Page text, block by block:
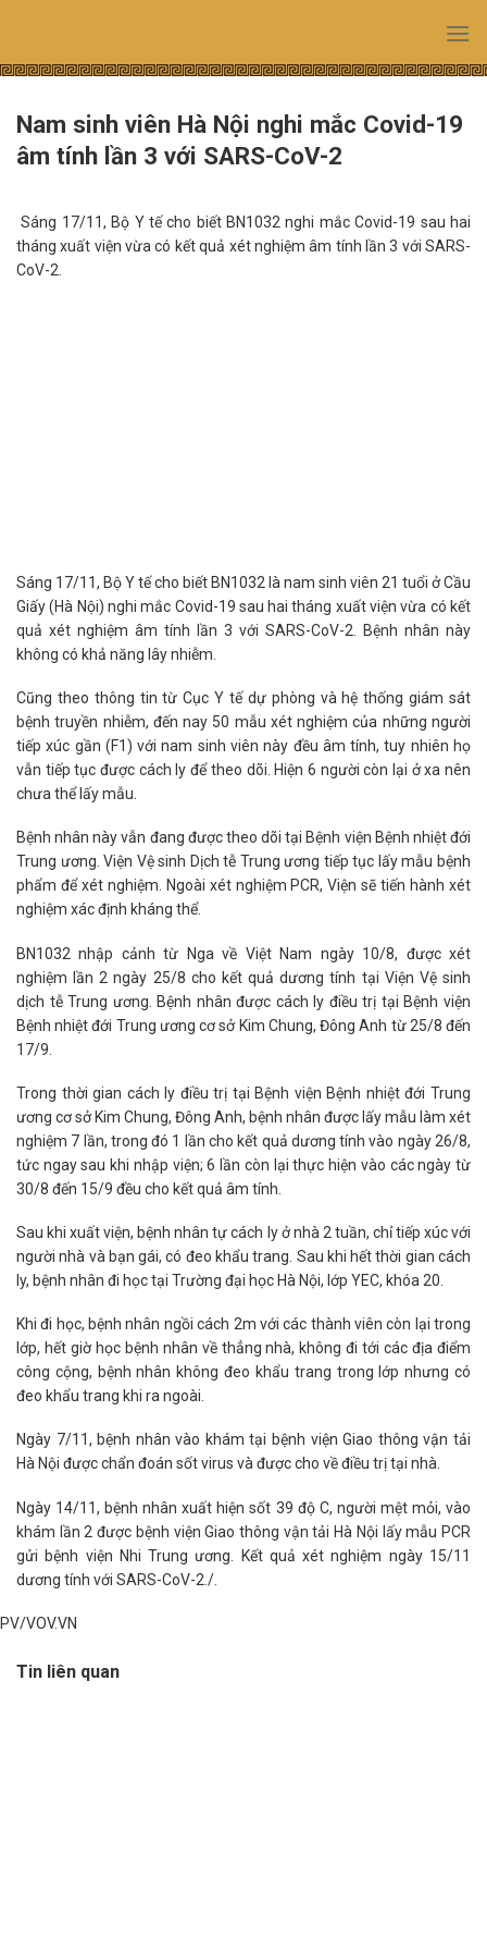
content
Nam sinh viên Hà Nội nghi mắc Covid-19
âm tính lần 3 với SARS-CoV-2
Sáng 17/11, Bộ Y tế cho biết BN1032 nghi mắc Covid-19 sau hai
tháng xuất viện vừa có kết quả xét nghiệm âm tính lần 3 với SARS-
CoV-2.
Sáng 17/11, Bộ Y tế cho biết BN1032 là nam sinh viên 21 tuổi ở Cầu
Giấy (Hà Nội) nghi mắc Covid-19 sau hai tháng xuất viện vừa có kết
quả xét nghiệm âm tính lần 3 với SARS-CoV-2. Bệnh nhân này
không có khả năng lây nhiễm.
Cũng theo thông tin từ Cục Y tế dự phòng và hệ thống giám sát
bệnh truyền nhiễm, đến nay 50 mẫu xét nghiệm của những người
tiếp xúc gần (F1) với nam sinh viên này đều âm tính, tuy nhiên họ
vẫn tiếp tục được cách ly để theo dõi. Hiện 6 người còn lại ở xa nên
chưa thể lấy mẫu.
Bệnh nhân này vẫn đang được theo dõi tại Bệnh viện Bệnh nhiệt đới
Trung ương. Viện Vệ sinh Dịch tễ Trung ương tiếp tục lấy mẫu bệnh
phẩm để xét nghiệm. Ngoài xét nghiệm PCR, Viện sẽ tiến hành xét
nghiệm xác định kháng thể.
BN1032 nhập cảnh từ Nga về Việt Nam ngày 10/8, được xét
nghiệm lần 2 ngày 25/8 cho kết quả dương tính tại Viện Vệ sinh
dịch tễ Trung ương. Bệnh nhân được cách ly điều trị tại Bệnh viện
Bệnh nhiệt đới Trung ương cơ sở Kim Chung, Đông Anh từ 25/8 đến
17/9.
Trong thời gian cách ly điều trị tại Bệnh viện Bệnh nhiệt đới Trung
ương cơ sở Kim Chung, Đông Anh, bệnh nhân được lấy mẫu làm xét
nghiệm 7 lần, trong đó 1 lần cho kết quả dương tính vào ngày 26/8,
tức ngay sau khi nhập viện; 6 lần còn lại thực hiện vào các ngày từ
30/8 đến 15/9 đều cho kết quả âm tính.
Sau khi xuất viện, bệnh nhân tự cách ly ở nhà 2 tuần, chỉ tiếp xúc với
người nhà và bạn gái, có đeo khẩu trang. Sau khi hết thời gian cách
ly, bệnh nhân đi học tại Trường đại học Hà Nội, lớp YEC, khóa 20.
Khi đi học, bệnh nhân ngồi cách 2m với các thành viên còn lại trong
lớp, hết giờ học bệnh nhân về thẳng nhà, không đi tới các địa điểm
công cộng, bệnh nhân không đeo khẩu trang trong lớp nhưng có
đeo khẩu trang khi ra ngoài.
Ngày 7/11, bệnh nhân vào khám tại bệnh viện Giao thông vận tải
Hà Nội được chẩn đoán sốt virus và được cho về điều trị tại nhà.
Ngày 14/11, bệnh nhân xuất hiện sốt 39 độ C, người mệt mỏi, vào
khám lần 2 được bệnh viện Giao thông vận tải Hà Nội lấy mẫu PCR
gửi bệnh viện Nhi Trung ương. Kết quả xét nghiệm ngày 15/11
dương tính với SARS-CoV-2./.
PV/VOV.VN
Tin liên quan